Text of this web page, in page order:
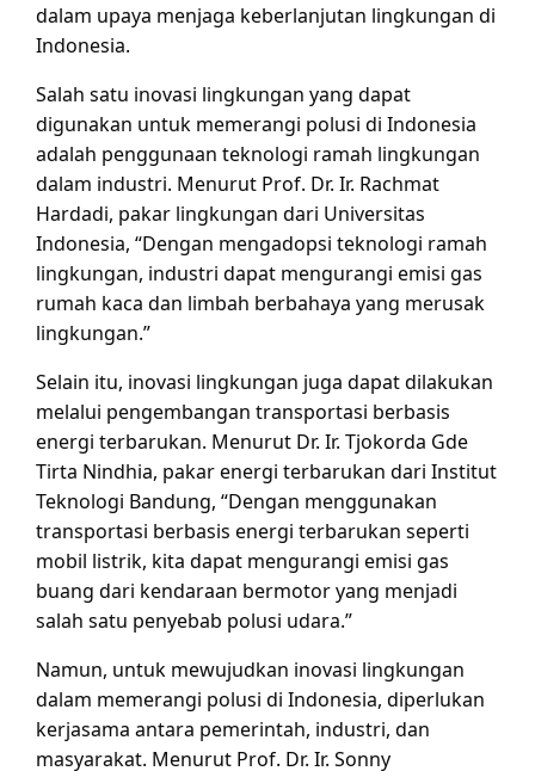
dalam upaya menjaga keberlanjutan lingkungan di
Indonesia.
Salah satu inovasi lingkungan yang dapat
digunakan untuk memerangi polusi di Indonesia
adalah penggunaan teknologi ramah lingkungan
dalam industri. Menurut Prof. Dr. Ir. Rachmat
Hardadi, pakar lingkungan dari Universitas
Indonesia, “Dengan mengadopsi teknologi ramah
lingkungan, industri dapat mengurangi emisi gas
rumah kaca dan limbah berbahaya yang merusak
lingkungan.”
Selain itu, inovasi lingkungan juga dapat dilakukan
melalui pengembangan transportasi berbasis
energi terbarukan. Menurut Dr. Ir. Tjokorda Gde
Tirta Nindhia, pakar energi terbarukan dari Institut
Teknologi Bandung, “Dengan menggunakan
transportasi berbasis energi terbarukan seperti
mobil listrik, kita dapat mengurangi emisi gas
buang dari kendaraan bermotor yang menjadi
salah satu penyebab polusi udara.”
Namun, untuk mewujudkan inovasi lingkungan
dalam memerangi polusi di Indonesia, diperlukan
kerjasama antara pemerintah, industri, dan
masyarakat. Menurut Prof. Dr. Ir. Sonny